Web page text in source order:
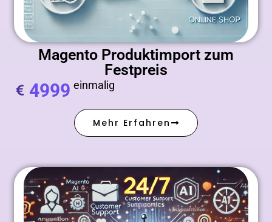
Magento Produktimport zum
Festpreis
4999 einmalig
Mehr Erfahren